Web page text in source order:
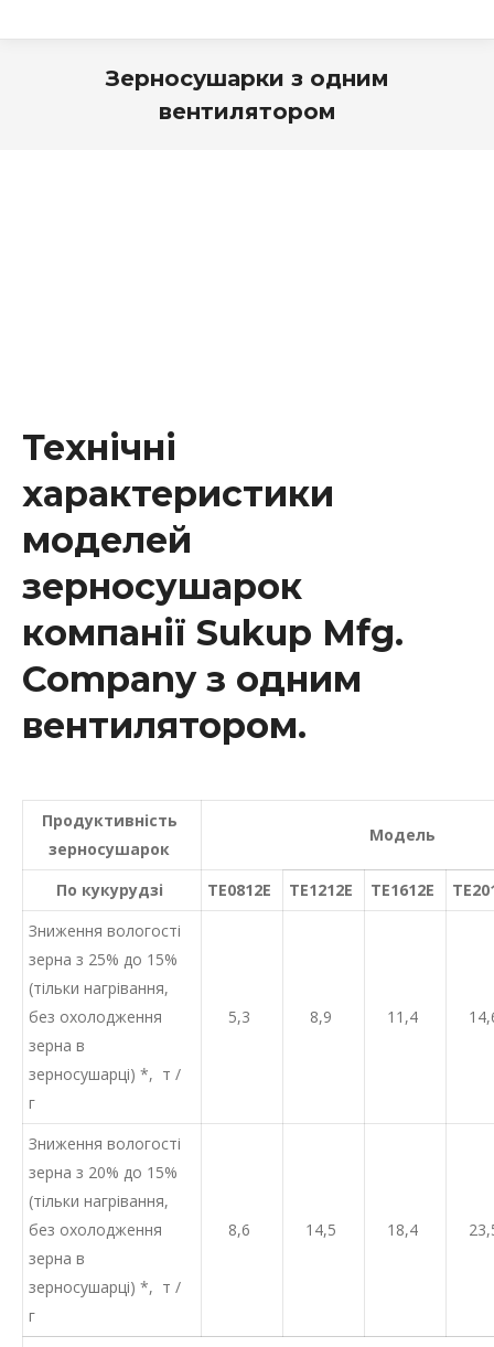
Зерносушарки з одним
вентилятором
Технічні
характеристики
моделей
зерносушарок
компанії Sukup Mfg.
Company з одним
вентилятором.
Продуктивність
зерносушарок
Модель
По кукурудзі TE0812E TE1212E TE1612E
Зниження вологості
зерна з 25% до 15%
(тільки нагрівання,
без охолодження
зерна в
зерносушарці) *, т /
г
5,3 8,9 11,4
Зниження вологості
зерна з 20% до 15%
(тільки нагрівання,
без охолодження
зерна в
зерносушарці) *, т /
г
8,6 14,5 18,4